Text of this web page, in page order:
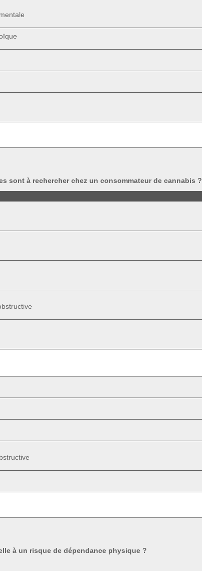
sont à rechercher chez un consommateur de cannabis ?
à un risque de dépendance physique ?